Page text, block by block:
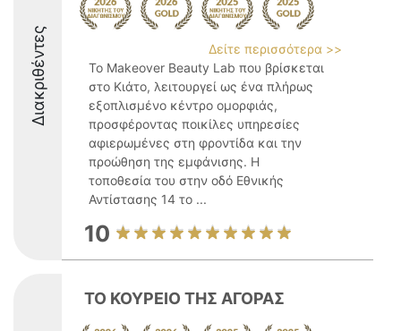
Διακριθέντες
Δείτε περισσότερα >>
Το Makeover Beauty Lab που βρίσκεται
στο Κιάτο, λειτουργεί ως ένα πλήρως
εξοπλισμένο κέντρο ομορφιάς,
προσφέροντας ποικίλες υπηρεσίες
αφιερωμένες στη φροντίδα και την
προώθηση της εμφάνισης. Η
τοποθεσία του στην οδό Εθνικής
Αντίστασης 14 το ...
10
ΤΟ ΚΟΥΡΕΙΟ ΤΗΣ ΑΓΟΡΑΣ